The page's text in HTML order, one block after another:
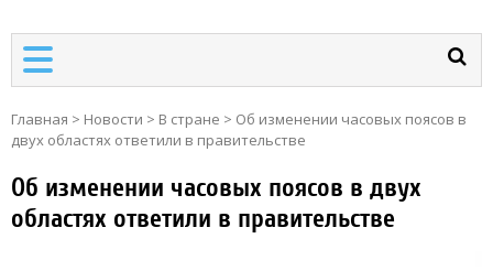
Главная > Новости > В стране > Об изменении часовых поясов в
двух областях ответили в правительстве
Об изменении часовых поясов в двух
областях ответили в правительстве